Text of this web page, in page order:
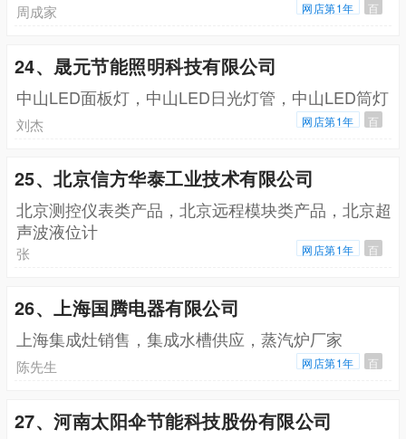
周成家 网店第1年 百
24、晟元节能照明科技有限公司
中山LED面板灯，中山LED日光灯管，中山LED筒灯
刘杰 网店第1年 百
25、北京信方华泰工业技术有限公司
北京测控仪表类产品，北京远程模块类产品，北京超
声波液位计
张 网店第1年 百
26、上海国腾电器有限公司
上海集成灶销售，集成水槽供应，蒸汽炉厂家
陈先生 网店第1年 百
27、河南太阳伞节能科技股份有限公司